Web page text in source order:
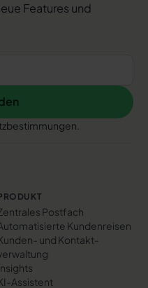
Features und
Postfach
Kundenreisen
und Kontakt­
Assistent